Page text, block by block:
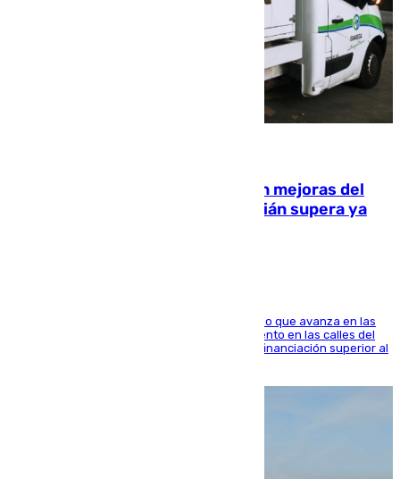
La inversión del Ayuntamiento en mejoras del
entorno del Prado de San Sebastián supera ya
El consistorio, a través de Emasesa, ha indicado que avanza en las
obras de renovación de las redes de saneamiento en las calles del
entorno del Prado, contando la zona con una financiación superior al